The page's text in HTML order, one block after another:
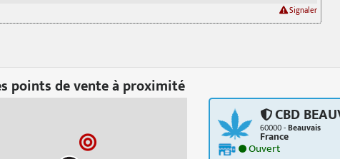
Signaler
points de vente à proximité
CBD
60000 -Beauvais
France
Ouvert